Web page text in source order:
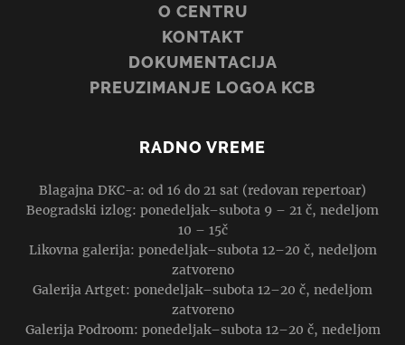
O CENTRU
KONTAKT
DOKUMENTACIJA
PREUZIMANJE LOGOA KCB
RADNO VREME
Blagajna DKC-a: od 16 do 21 sat (redovan repertoar)
Beogradski izlog: ponedeljak–subota 9 – 21 č, nedeljom
10 – 15č
Likovna galerija: ponedeljak–subota 12–20 č, nedeljom
zatvoreno
Galerija Artget: ponedeljak–subota 12–20 č, nedeljom
zatvoreno
Galerija Podroom: ponedeljak–subota 12–20 č, nedeljom